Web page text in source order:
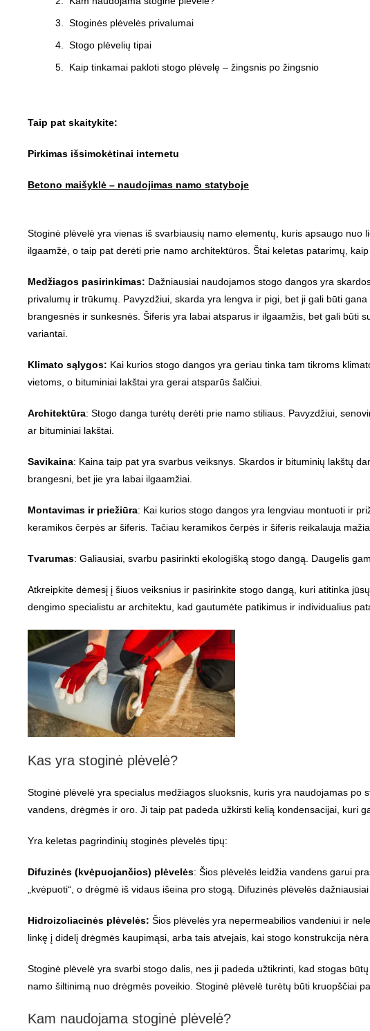
Stoginės plėvelės privalumai
Stogo plėvelių tipai
Kaip tinkamai pakloti stogo plėvelę – žingsnis po žingsnio
Taip pat skaitykite:
Pirkimas išsimokėtinai internetu
Betono maišyklė – naudojimas namo statyboje
Stoginė plėvelė yra vienas iš svarbiausių namo elementų, kuris apsaugo
ilgaamžė, o taip pat derėti prie namo architektūros. Štai keletas patarimų,
Medžiagos pasirinkimas: Dažniausiai naudojamos stogo dangos yra
privalumų ir trūkumų. Pavyzdžiui, skarda yra lengva ir pigi, bet ji gali būti
brangesnės ir sunkesnės. Šiferis yra labai atsparus ir ilgaamžis, bet gali būti
variantai.
Klimato sąlygos: Kai kurios stogo dangos yra geriau tinka tam tikroms
vietoms, o bituminiai lakštai yra gerai atsparūs šalčiui.
Architektūra: Stogo danga turėtų derėti prie namo stiliaus. Pavyzdžiui,
ar bituminiai lakštai.
Savikaina: Kaina taip pat yra svarbus veiksnys. Skardos ir bituminių lakštų
brangesni, bet jie yra labai ilgaamžiai.
Montavimas ir priežiūra: Kai kurios stogo dangos yra lengviau montuoti ir
keramikos čerpės ar šiferis. Tačiau keramikos čerpės ir šiferis reikalauja
Tvarumas: Galiausiai, svarbu pasirinkti ekologišką stogo dangą. Daugelis
Atkreipkite dėmesį į šiuos veiksnius ir pasirinkite stogo dangą, kuri atitinka
dengimo specialistu ar architektu, kad gautumėte patikimus ir individualius
Kas yra stoginė plėvelė?
Stoginė plėvelė yra specialus medžiagos sluoksnis, kuris yra naudojamas
vandens, drėgmės ir oro. Ji taip pat padeda užkirsti kelią kondensacijai, kuri
Yra keletas pagrindinių stoginės plėvelės tipų:
Difuzinės (kvėpuojančios) plėvelės: Šios plėvelės leidžia vandens garui
„kvėpuoti“, o drėgmė iš vidaus išeina pro stogą. Difuzinės plėvelės
Hidroizoliacinės plėvelės: Šios plėvelės yra nepermeabilios vandeniui ir
linkę į didelį drėgmės kaupimąsi, arba tais atvejais, kai stogo konstrukcija
Stoginė plėvelė yra svarbi stogo dalis, nes ji padeda užtikrinti, kad stogas
namo šiltinimą nuo drėgmės poveikio. Stoginė plėvelė turėtų būti kruopščiai
Kam naudojama stoginė plėvelė?